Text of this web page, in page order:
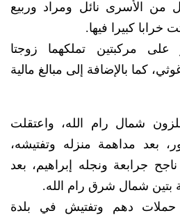
من الأسرى نائل ومراد وربيع
خرابا كبيرا فيها.
مركبتين تملكهما زوجتا
كما بالإضافة إلى مبالغ مالية
شمال رام الله، واعتقلت
بعد مداهمة منزله وتفتيشه،
جرابعة ونجله إبراهيم، بعد
بتين شمال شرق رام الله.
حملات دهم وتفتيش في بلدة